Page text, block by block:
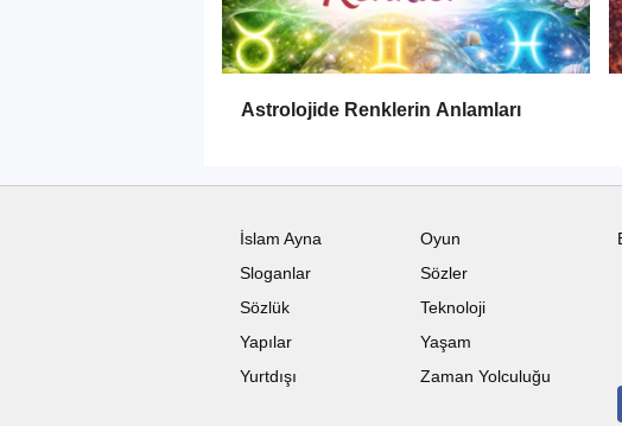
Astrolojide Renklerin Anlamları
İslam Ayna
Oyun
Sloganlar
Sözler
Sözlük
Teknoloji
Yapılar
Yaşam
Yurtdışı
Zaman Yolculuğu